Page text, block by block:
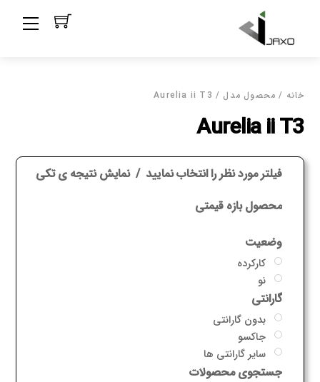
content
خانه / محصول مدل / Aurelia ii T3
Aurelia ii T3
فیلتر مورد نظر را انتخاب نمایید نمایش نتیجه ی تکی
محصول بازه قیمتی
وضعیت
کارکرده
نو
گارانتی
بدون گارانتی
جاکسو
سایر گارانتی ها
جستجوی محصولات